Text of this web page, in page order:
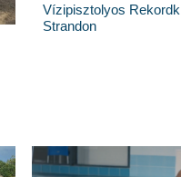
Vízipisztolyos
Strandon